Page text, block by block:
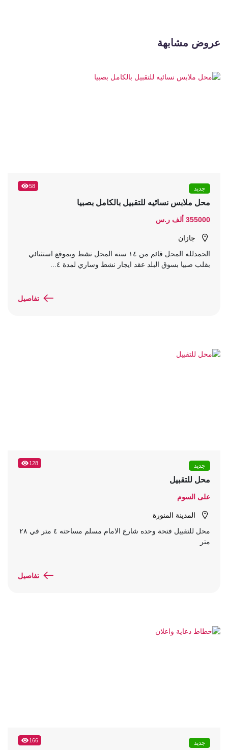
عروض مشابهة
58 جديد
محل ملابس نسائيه للتقبيل بالكامل بصبيا
355000 ألف ر.س
جازان
الحمدلله المحل قائم من ١٤ سنه المحل نشط وبموقع استثنائي
بقلب صبيا بسوق البلد عقد ايجار نشط وساري لمدة ٤...
تفاصيل
128 جديد
محل للتقبيل
على السوم
المدينة المنورة
محل للتقبيل فتحة وحده شارع الامام مسلم مساحته ٤ متر في ٢٨
متر
تفاصيل
166 جديد